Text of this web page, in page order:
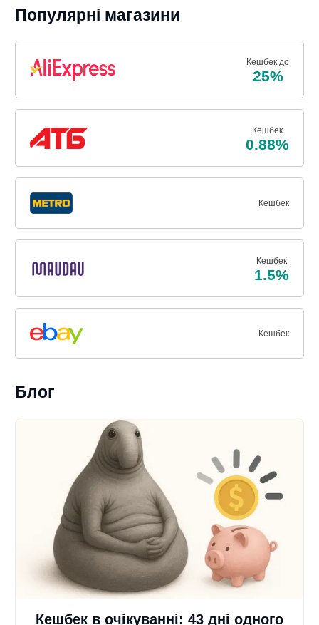
Популярні магазини
Кешбек до
25%
Кешбек
0.88%
Кешбек
Кешбек
1.5%
Кешбек
Блог
Кешбек в очікуванні: 43 дні одного